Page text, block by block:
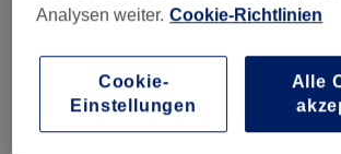
Empfindliche Haut (19)
Augenbrauen & Wimpernbehandlungen
Analysen weiter. Cookie-Richtlinien
Cookie-
Einstellungen
Alle